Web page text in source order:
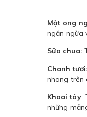
Mật ong
ngăn ngừa
Sữa chua:
Chanh tươi:
nhang trên
Khoai tây:
những